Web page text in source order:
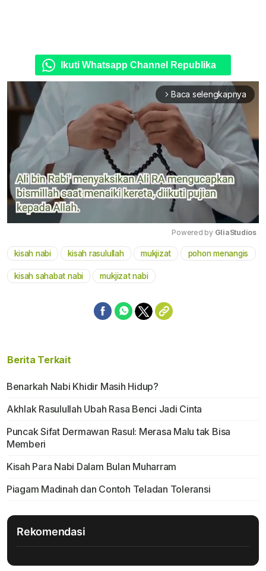
Ikuti Whatsapp Channel Republika
arrow_forward_ios Baca selengkapnya
Mute
Powered by GliaStudios
kisah nabi kisah rasulullah mukjizat pohon menangis
kisah sahabat nabi mukjizat nabi
Berita Terkait
Benarkah Nabi Khidir Masih Hidup?
Akhlak Rasulullah Ubah Rasa Benci Jadi Cinta
Puncak Sifat Dermawan Rasul: Merasa Malu tak Bisa
Memberi
Kisah Para Nabi Dalam Bulan Muharram
Piagam Madinah dan Contoh Teladan Toleransi
Rekomendasi